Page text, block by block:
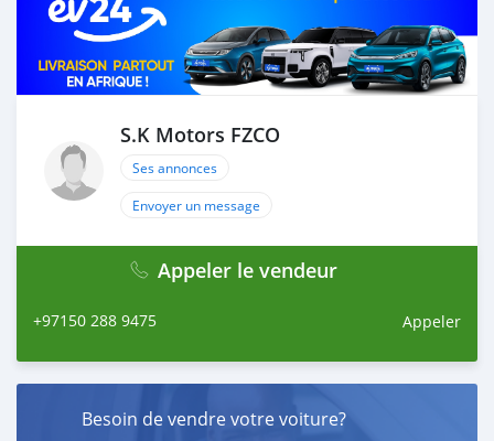
load your car towards your destination. 5. Post loading
your car, we send you the BL copy confirmation. 6.
Once you receive your car, you confirm us, and we are
done with the process. We are taking these steps to
note, SK Motors is one of the leading car exporters in
UAE, and we put a high emphasize on our customer
satisfaction. We are always her
S.K Motors FZCO
Ses annonces
Envoyer un message
Appeler le vendeur
+97150 288 9475 Appeler
Besoin de vendre votre voiture?